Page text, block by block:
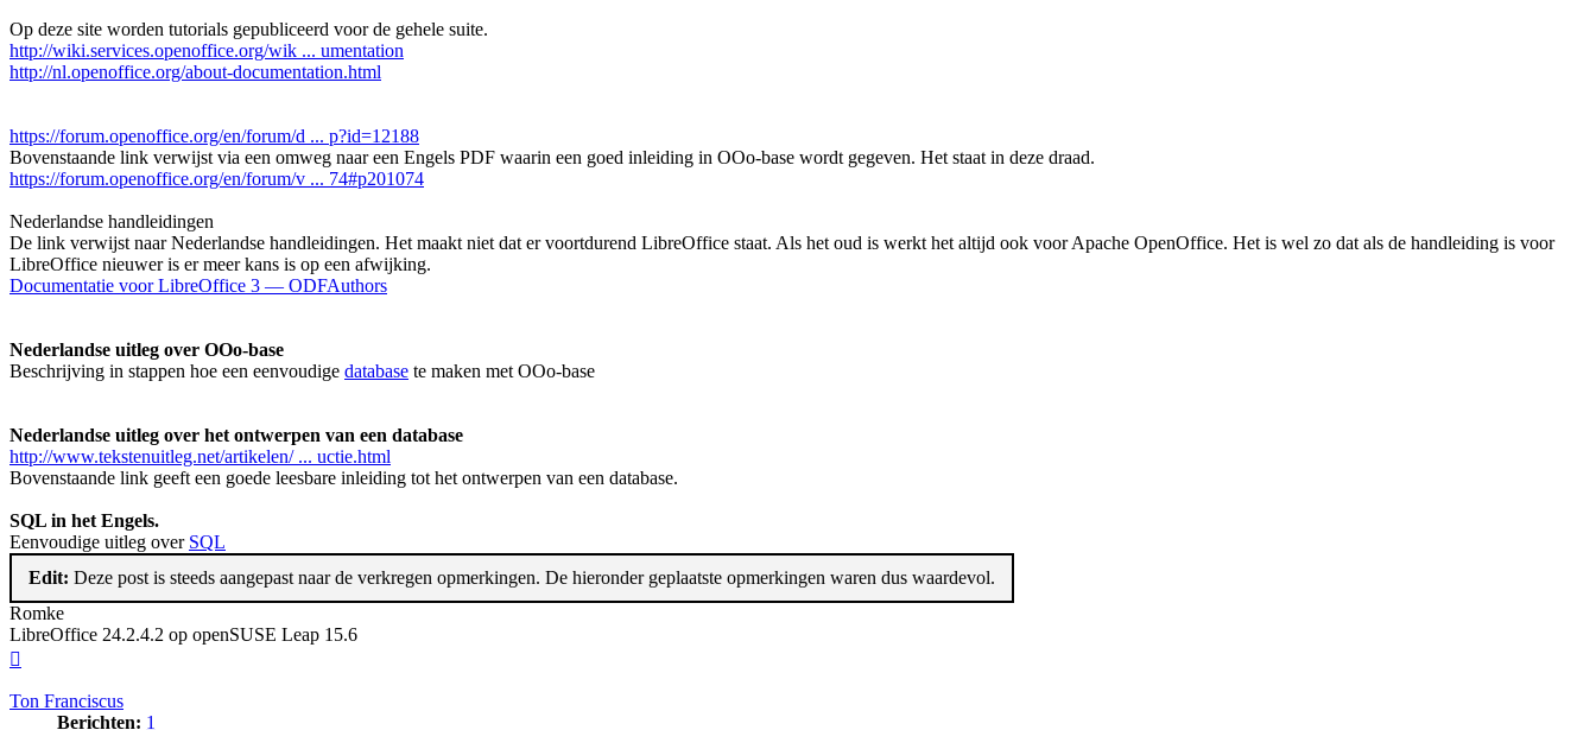
Op deze site worden tutorials gepubliceerd voor de gehele suite.
http://wiki.services.openoffice.org/wik ... umentation
http://nl.openoffice.org/about-documentation.html
https://forum.openoffice.org/en/forum/d ... p?id=12188
Bovenstaande link verwijst via een omweg naar een Engels PDF waarin een goed inleiding in OOo-base wordt gegeven. Het staat in deze draad.
https://forum.openoffice.org/en/forum/v ... 74#p201074
Nederlandse handleidingen
De link verwijst naar Nederlandse handleidingen. Het maakt niet dat er voortdurend LibreOffice staat. Als het oud is werkt het altijd ook voor Apache OpenOffice. Het is wel zo dat als de handleiding is voor
LibreOffice nieuwer is er meer kans is op een afwijking.
Documentatie voor LibreOffice 3 — ODFAuthors
Nederlandse uitleg over OOo-base
Beschrijving in stappen hoe een eenvoudige database te maken met OOo-base
Nederlandse uitleg over het ontwerpen van een database
http://www.tekstenuitleg.net/artikelen/ ... uctie.html
Bovenstaande link geeft een goede leesbare inleiding tot het ontwerpen van een database.
SQL in het Engels.
Eenvoudige uitleg over SQL
Edit: Deze post is steeds aangepast naar de verkregen opmerkingen. De hieronder geplaatste opmerkingen waren dus waardevol.
Romke
LibreOffice 24.2.4.2 op openSUSE Leap 15.6
Ton Franciscus
Berichten: 1